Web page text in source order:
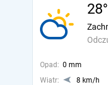
Opad: 0 mm
Wiatr:
8 km/h